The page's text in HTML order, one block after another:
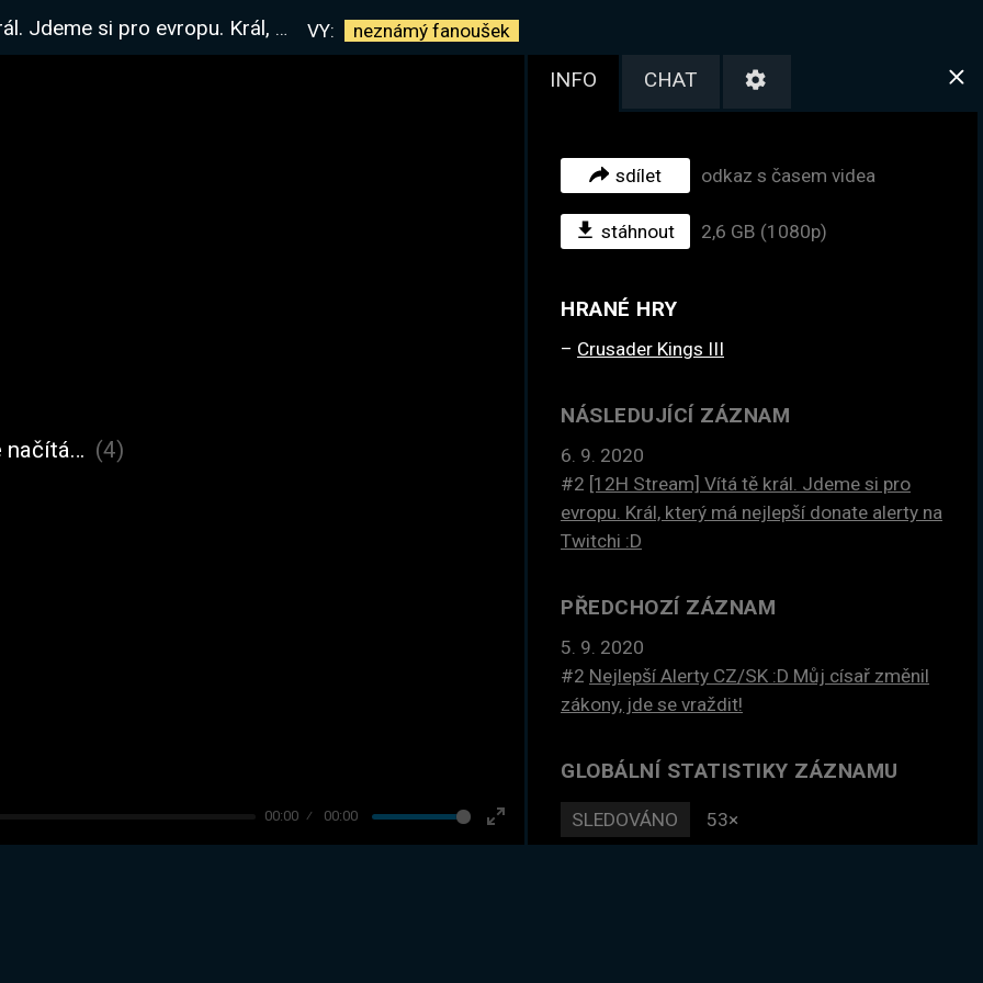
Král, který má nejlepší donate alerty na Twitchi :D VY: neznámý fanoušek
00:00 00:00
Enter
načítá… (4)
INFO CHAT
sdílet odkaz s časem videa
stáhnout 2,6 GB (1080p)
HRANÉ HRY
Crusader Kings III
NÁSLEDUJÍCÍ ZÁZNAM
6. 9. 2020
#2 [12H Stream] Vítá tě král. Jdeme si pro
evropu. Král, který má nejlepší donate alerty na
Twitchi :D
PŘEDCHOZÍ ZÁZNAM
5. 9. 2020
#2 Nejlepší Alerty CZ/SK :D Můj císař změnil
zákony, jde se vraždit!
GLOBÁLNÍ STATISTIKY ZÁZNAMU
SLEDOVÁNO 53×